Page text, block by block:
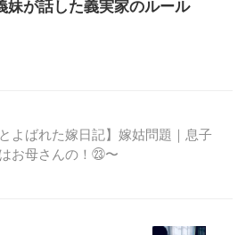
妹が話した義実家のルール
とよばれた嫁日記】嫁姑問題｜息子
お母さんの！㉓〜